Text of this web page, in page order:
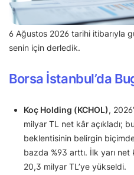
6 Ağustos 2026 tarihi itibarıyla
senin için derledik.
Borsa İstanbul’da
Koç Holding (KCHOL),
milyar TL net kâr açıkladı;
beklentisinin belirgin
bazda %93 arttı. İlk yarı net
20,3 milyar TL’ye yükseldi.